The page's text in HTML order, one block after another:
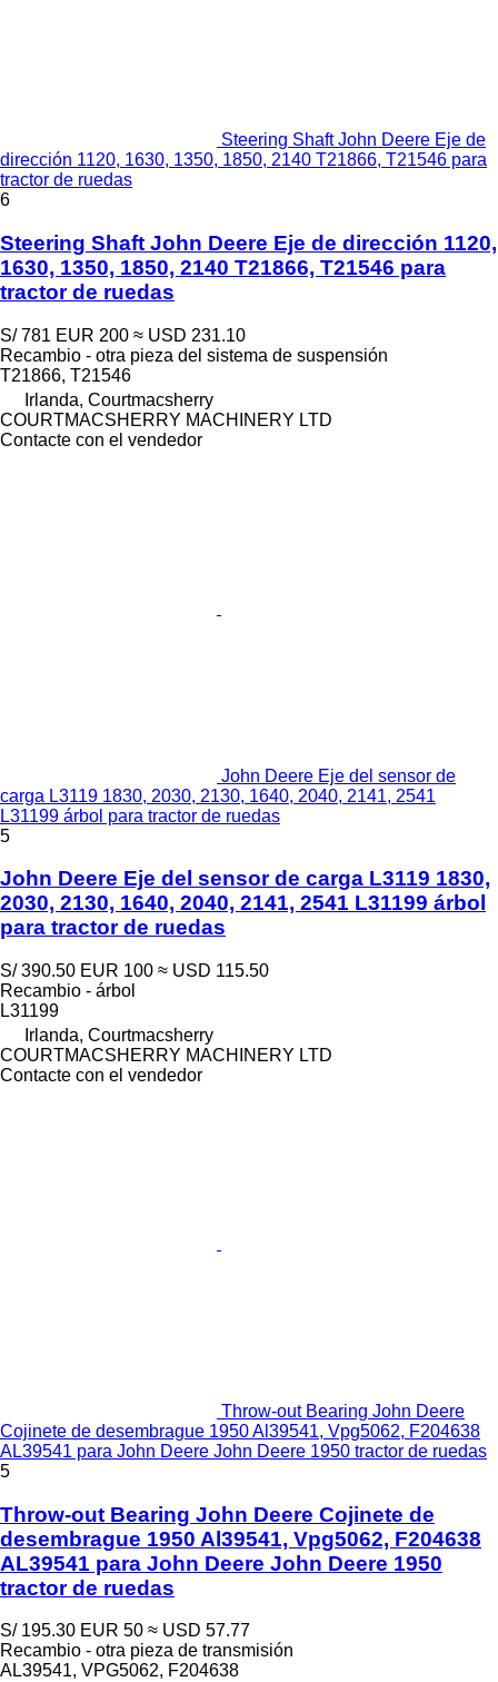
Steering Shaft John Deere Eje de
dirección 1120, 1630, 1350, 1850, 2140 T21866, T21546 para
tractor de ruedas
6
Steering Shaft John Deere Eje de dirección 1120,
1630, 1350, 1850, 2140 T21866, T21546 para
tractor de ruedas
S/ 781 EUR 200 ≈ USD 231.10
Recambio - otra pieza del sistema de suspensión
T21866, T21546
Irlanda, Courtmacsherry
COURTMACSHERRY MACHINERY LTD
Contacte con el vendedor
John Deere Eje del sensor de
carga L3119 1830, 2030, 2130, 1640, 2040, 2141, 2541
L31199 árbol para tractor de ruedas
5
John Deere Eje del sensor de carga L3119 1830,
2030, 2130, 1640, 2040, 2141, 2541 L31199 árbol
para tractor de ruedas
S/ 390.50 EUR 100 ≈ USD 115.50
Recambio - árbol
L31199
Irlanda, Courtmacsherry
COURTMACSHERRY MACHINERY LTD
Contacte con el vendedor
Throw-out Bearing John Deere
Cojinete de desembrague 1950 Al39541, Vpg5062, F204638
AL39541 para John Deere John Deere 1950 tractor de ruedas
5
Throw-out Bearing John Deere Cojinete de
desembrague 1950 Al39541, Vpg5062, F204638
AL39541 para John Deere John Deere 1950
tractor de ruedas
S/ 195.30 EUR 50 ≈ USD 57.77
Recambio - otra pieza de transmisión
AL39541, VPG5062, F204638